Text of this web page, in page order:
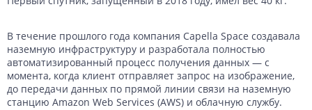
В течение прошлого года компания Capella Space создавала
наземную инфраструктуру и разработала полностью
автоматизированный процесс получения данных — с
момента, когда клиент отправляет запрос на изображение,
до передачи данных по прямой линии связи на наземную
станцию ​​Amazon Web Services (AWS) и облачную службу.